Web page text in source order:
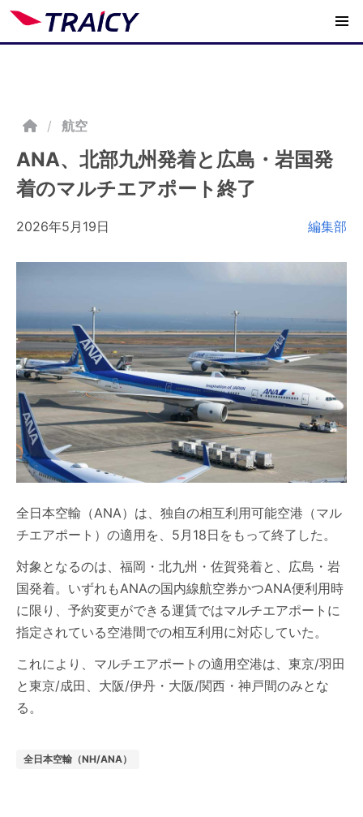
/ 航空
ANA、北部九州発着と広島・岩国発
着のマルチエアポート終了
2026年5月19日 編集部
全日本空輸（ANA）は、独自の相互利用可能空港（マル
チエアポート）の適用を、5月18日をもって終了した。
対象となるのは、福岡・北九州・佐賀発着と、広島・岩
国発着。いずれもANAの国内線航空券かつANA便利用時
に限り、予約変更ができる運賃ではマルチエアポートに
指定されている空港間での相互利用に対応していた。
これにより、マルチエアポートの適用空港は、東京/羽田
と東京/成田、大阪/伊丹・大阪/関西・神戸間のみとな
る。
全日本空輸（NH/ANA）